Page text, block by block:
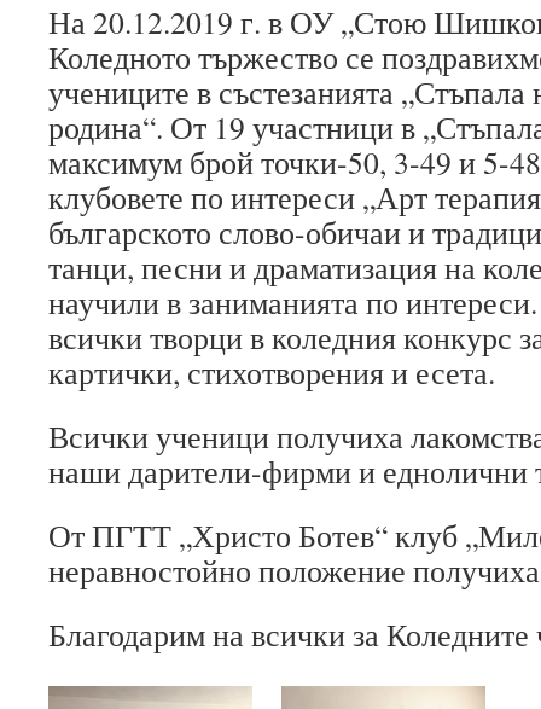
На 20.12.2019 г. в ОУ „Стою
Коледното тържество се
учениците в състезанията
родина“. От 19 участници в
максимум брой точки-50, 3-49 и 5-
клубовете по интереси „Арт
българското слово-обичаи и
танци, песни и драматизация на
научили в заниманията по
всички творци в коледния конкурс
картички, стихотворения и есета.
Всички ученици получиха
наши дарители-фирми и еднолични
От ПГТТ „Христо Ботев“ клуб
неравностойно положение
Благодарим на всички за Коледните